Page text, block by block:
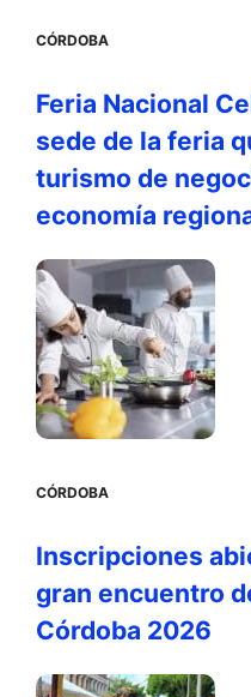
CÓRDOBA
Feria Nacional
sede de la feria
turismo de
economía
CÓRDOBA
Inscripciones
gran encuentro
Córdoba 2026